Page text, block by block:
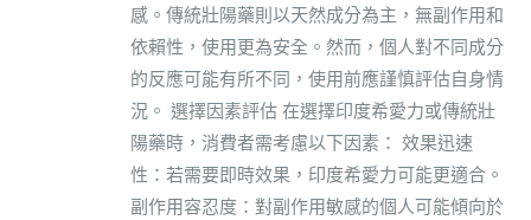
感。傳統壯陽藥則以天然成分為主，無副作用和
依賴性，使用更為安全。然而，個人對不同成分
的反應可能有所不同，使用前應謹慎評估自身情
況。 選擇因素評估 在選擇印度希愛力或傳統壯
陽藥時，消費者需考慮以下因素： 效果迅速
性：若需要即時效果，印度希愛力可能更適合。
副作用容忍度：對副作用敏感的個人可能傾向於